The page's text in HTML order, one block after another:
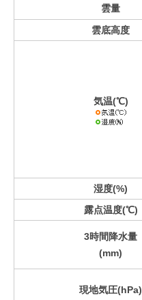
雲量
雲底高度
気温(℃)
湿度(%)
露点温度(℃)
3時間降水量
(mm)
現地気圧(hPa)